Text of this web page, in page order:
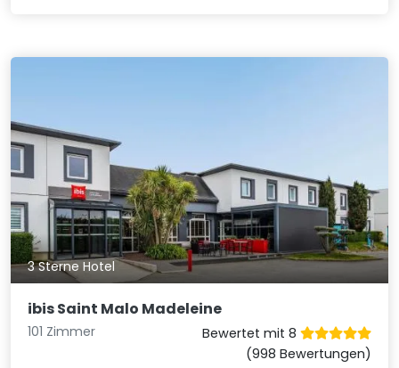
3 Sterne Hotel
ibis Saint Malo Madeleine
101 Zimmer
Bewertet mit 8
(998 Bewertungen)